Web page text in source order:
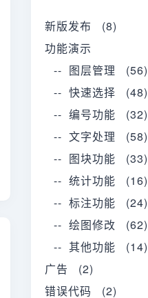
新版发布 (8)
功能演示
-- 图层管理 (56)
-- 快速选择 (48)
-- 编号功能 (32)
-- 文字处理 (58)
-- 图块功能 (33)
-- 统计功能 (16)
-- 标注功能 (24)
-- 绘图修改 (62)
-- 其他功能 (14)
广告 (2)
错误代码 (2)